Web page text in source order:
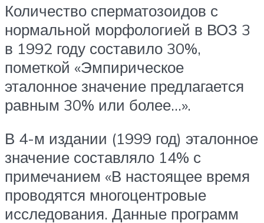
Количество сперматозоидов с
нормальной морфологией в ВОЗ 3
в 1992 году составило 30%,
пометкой «Эмпирическое
эталонное значение предлагается
равным 30% или более…».
В 4-м издании (1999 год) эталонное
значение составляло 14% с
примечанием «В настоящее время
проводятся многоцентровые
исследования. Данные программ